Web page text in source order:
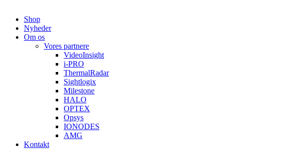
Shop
Nyheder
Om os
Vores partnere
VideoInsight
i-PRO
ThermalRadar
Sightlogix
Milestone
HALO
OPTEX
Opsys
IONODES
AMG
Kontakt